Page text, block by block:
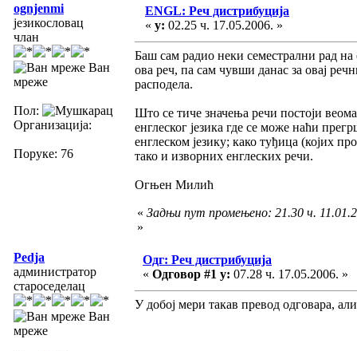
ognjenmi
језикословац
члан
Ван
мреже
Пол:
Организација:
Поруке: 76
ENGL: Реч дистрибуција
« у: 02.25 ч. 17.05.2006. »
Баш сам радио неки семестрални рад
ова реч, па сам чувши данас за овај
расподела.
Што се тиче значења речи постоји
енглеског језика где се може наћи
енглеском језику; како туђица (којих
тако и изворних енглеских речи.
Огњен Милић
« Задњи пут промењено: 21.30 ч.
»
Pedja
администратор
староседелац
Ван
мреже
Одг: Реч дистрибуција
« Одговор #1 у: 07.28 ч. 17.05.2006. »
У добој мери такав превод одговара,